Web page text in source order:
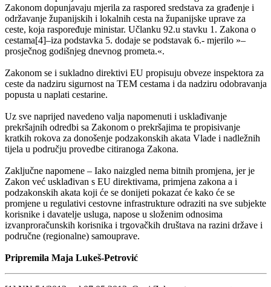
Zakonom dopunjavaju mjerila za raspored sredstava za građenje i
održavanje županijskih i lokalnih cesta na županijske uprave za
ceste, koja raspoređuje ministar. Učlanku 92.u stavku 1. Zakona o
cestama[4]–iza podstavka 5. dodaje se podstavak 6.- mjerilo »–
prosječnog godišnjeg dnevnog prometa.«.
Zakonom se i sukladno direktivi EU propisuju obveze inspektora za
ceste da nadziru sigurnost na TEM cestama i da nadziru odobravanja
popusta u naplati cestarine.
Uz sve naprijed navedeno valja napomenuti i usklađivanje
prekršajnih odredbi sa Zakonom o prekršajima te propisivanje
kratkih rokova za donošenje podzakonskih akata Vlade i nadležnih
tijela u području provedbe citiranoga Zakona.
Zaključne napomene – Iako naizgled nema bitnih promjena, jer je
Zakon već usklađivan s EU direktivama, primjena zakona a i
podzakonskih akata koji će se donijeti pokazat će kako će se
promjene u regulativi cestovne infrastrukture odraziti na sve subjekte
korisnike i davatelje usluga, napose u složenim odnosima
izvanproračunskih korisnika i trgovačkih društava na razini države i
područne (regionalne) samouprave.
Pripremila Maja Lukeš-Petrović